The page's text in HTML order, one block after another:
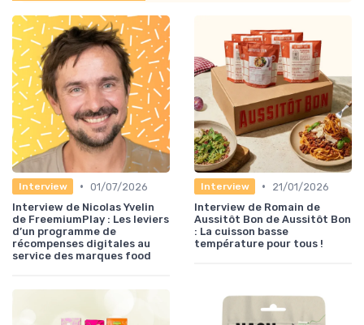
Interview • 01/07/2026
Interview de Nicolas Yvelin
de FreemiumPlay : Les leviers
d’un programme de
récompenses digitales au
service des marques food
Interview •
21/01/2026
Interview de Romain de
Aussitôt Bon de Aussitôt Bon
: La cuisson basse
température pour tous !